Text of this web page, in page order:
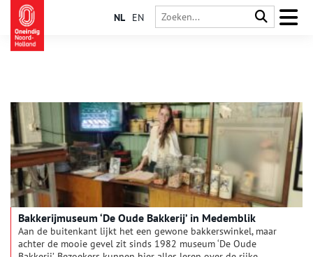
NL EN
Bakkerijmuseum ‘De Oude Bakkerij’ in Medemblik
Aan de buitenkant lijkt het een gewone bakkerswinkel, maar
achter de mooie gevel zit sinds 1982 museum ‘De Oude